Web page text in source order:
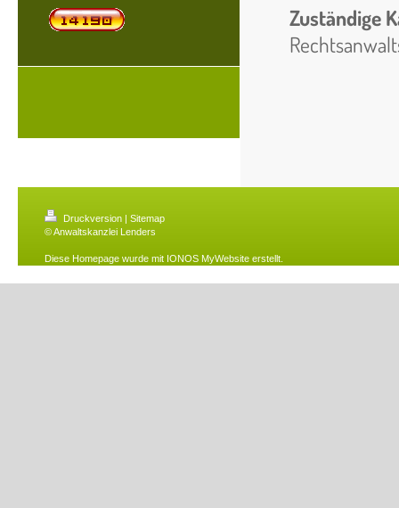
Zuständige
Druckversion | Sitemap
© Anwaltskanzlei Lenders
Diese Homepage wurde mit IONOS MyWebsite erstellt.